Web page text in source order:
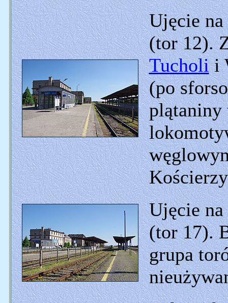
Ujęcie na
(tor 12).
Tucholii
(po
plątaniny
Ujęcie na
(tor 17).
grupa